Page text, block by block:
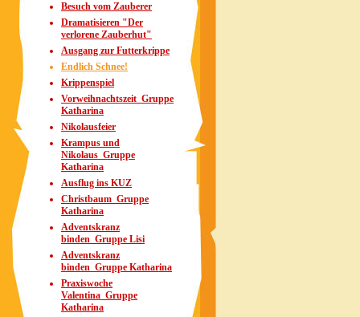
Besuch vom Zauberer
Dramatisieren "Der
verlorene Zauberhut"
Ausgang zur Futterkrippe
Endlich Schnee!
Krippenspiel
Vorweihnachtszeit_Gruppe
Katharina
Nikolausfeier
Krampus und
Nikolaus_Gruppe
Katharina
Ausflug ins KUZ
Christbaum_Gruppe
Katharina
Adventskranz
binden_Gruppe Lisi
Adventskranz
binden_Gruppe Katharina
Praxiswoche
Valentina_Gruppe
Katharina